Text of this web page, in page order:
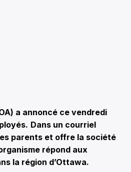
a annoncé ce vendredi
Dans un courriel
parents et offre la société
répond aux
la région d’Ottawa.